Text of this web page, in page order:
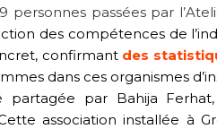
personnes passées par
des compétences de
confirmantdes
dans ces organismes
par Bahija
association installée à